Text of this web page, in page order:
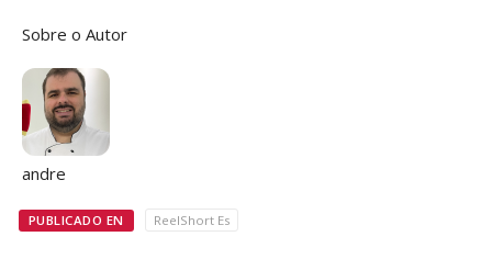
Sobre o Autor
andre
PUBLICADO EN ReelShort Es